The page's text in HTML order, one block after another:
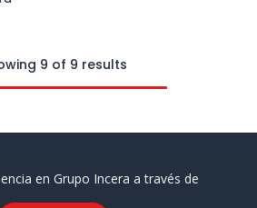
9 of 9 results
en Grupo Incera a través de